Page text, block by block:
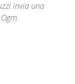
invia una